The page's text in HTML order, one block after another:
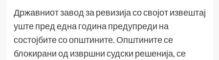
Државниот завод за ревизија со својот извештај
уште пред една година предупреди на
состојбите со општините. Општините се
блокирани од извршни судски решенија, се